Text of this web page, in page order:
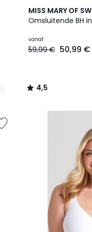
MISS MARY OF
Omsluitende BH
vanaf
59,99 € 50,99 €
4,5
/ 5
6
Kleuren
4,5
/